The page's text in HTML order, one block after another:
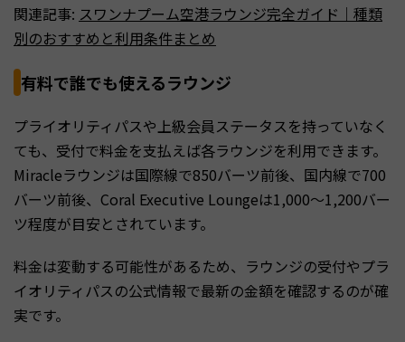
関連記事: スワンナプーム空港ラウンジ完全ガイド｜種類
別のおすすめと利用条件まとめ
有料で誰でも使えるラウンジ
プライオリティパスや上級会員ステータスを持っていなく
ても、受付で料金を支払えば各ラウンジを利用できます。
Miracleラウンジは国際線で850バーツ前後、国内線で700
バーツ前後、Coral Executive Loungeは1,000〜1,200バー
ツ程度が目安とされています。
料金は変動する可能性があるため、ラウンジの受付やプラ
イオリティパスの公式情報で最新の金額を確認するのが確
実です。